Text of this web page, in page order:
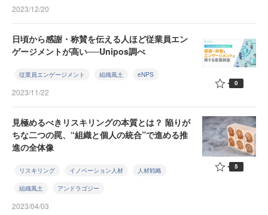
2023/12/20
日頃から感謝・称賛を伝える人ほど従業員エン
ゲージメントが高い──Unipos調べ
従業員エンゲージメント 組織風土 eNPS
2023/11/22
0
見極めるべきリスキリングの本質とは？ 陥りが
ちな二つの罠、“組織と個人の統合”で進める推
進の全体像
リスキリング イノベーション人材 人材戦略
組織風土 アンドラゴジー
2023/04/03
5